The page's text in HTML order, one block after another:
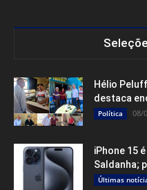
Hélio
destaca
Política 08/
iPhone 15
Saldanha;
Últimas